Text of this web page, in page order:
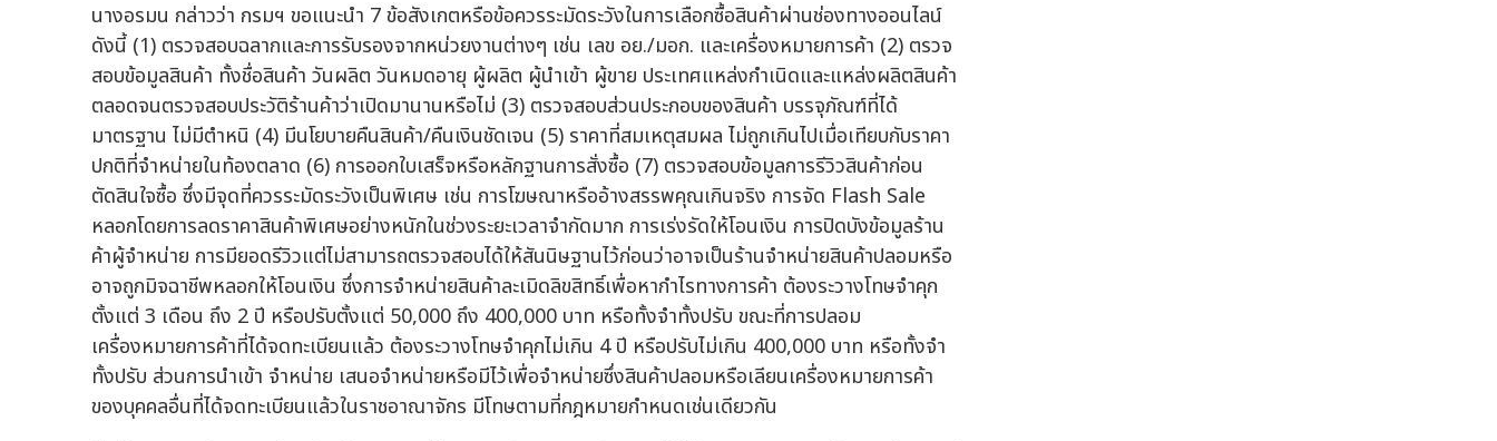
นางอรมน กล่าวว่า กรมฯ ขอแนะนำ 7 ข้อสังเกตหรือข้อควรระมัดระวังในการเลือกซื้อสินค้าผ่านช่องทางออนไลน์
ดังนี้ (1) ตรวจสอบฉลากและการรับรองจากหน่วยงานต่างๆ เช่น เลข อย./มอก. และเครื่องหมายการค้า (2) ตรวจ
สอบข้อมูลสินค้า ทั้งชื่อสินค้า วันผลิต วันหมดอายุ ผู้ผลิต ผู้นำเข้า ผู้ขาย ประเทศแหล่งกำเนิดและแหล่งผลิตสินค้า
ตลอดจนตรวจสอบประวัติร้านค้าว่าเปิดมานานหรือไม่ (3) ตรวจสอบส่วนประกอบของสินค้า บรรจุภัณฑ์ที่ได้
มาตรฐาน ไม่มีตำหนิ (4) มีนโยบายคืนสินค้า/คืนเงินชัดเจน (5) ราคาที่สมเหตุสมผล ไม่ถูกเกินไปเมื่อเทียบกับราคา
ปกติที่จำหน่ายในท้องตลาด (6) การออกใบเสร็จหรือหลักฐานการสั่งซื้อ (7) ตรวจสอบข้อมูลการรีวิวสินค้าก่อน
ตัดสินใจซื้อ ซึ่งมีจุดที่ควรระมัดระวังเป็นพิเศษ เช่น การโฆษณาหรืออ้างสรรพคุณเกินจริง การจัด Flash Sale
หลอกโดยการลดราคาสินค้าพิเศษอย่างหนักในช่วงระยะเวลาจำกัดมาก การเร่งรัดให้โอนเงิน การปิดบังข้อมูลร้าน
ค้าผู้จำหน่าย การมียอดรีวิวแต่ไม่สามารถตรวจสอบได้ให้สันนิษฐานไว้ก่อนว่าอาจเป็นร้านจำหน่ายสินค้าปลอมหรือ
อาจถูกมิจฉาชีพหลอกให้โอนเงิน ซึ่งการจำหน่ายสินค้าละเมิดลิขสิทธิ์เพื่อหากำไรทางการค้า ต้องระวางโทษจำคุก
ตั้งแต่ 3 เดือน ถึง 2 ปี หรือปรับตั้งแต่ 50,000 ถึง 400,000 บาท หรือทั้งจำทั้งปรับ ขณะที่การปลอม
เครื่องหมายการค้าที่ได้จดทะเบียนแล้ว ต้องระวางโทษจำคุกไม่เกิน 4 ปี หรือปรับไม่เกิน 400,000 บาท หรือทั้งจำ
ทั้งปรับ ส่วนการนำเข้า จำหน่าย เสนอจำหน่ายหรือมีไว้เพื่อจำหน่ายซึ่งสินค้าปลอมหรือเลียนเครื่องหมายการค้า
ของบุคคลอื่นที่ได้จดทะเบียนแล้วในราชอาณาจักร มีโทษตามที่กฎหมายกำหนดเช่นเดียวกัน